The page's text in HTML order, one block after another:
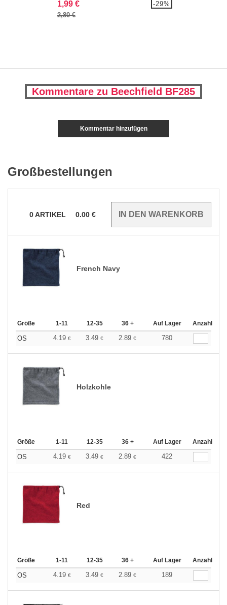
1,99 €
2,80 €
-29%
Kommentare zu Beechfield BF285
Kommentar hinzufügen
Großbestellungen
0ARTIKEL 0.00 €
French Navy
Größe 1-11 12-35 36 + Auf Lager Anzahl
OS 4.19 € 3.49 € 2.89 € 780
Holzkohle
Größe 1-11 12-35 36 + Auf Lager Anzahl
OS 4.19 € 3.49 € 2.89 € 422
Red
Größe 1-11 12-35 36 + Auf Lager Anzahl
OS 4.19 € 3.49 € 2.89 € 189